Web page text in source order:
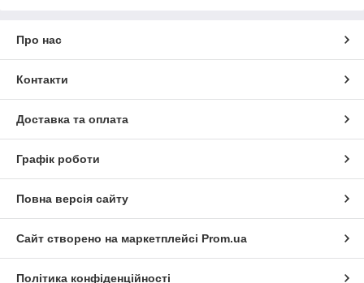
Про нас
Контакти
Доставка та оплата
Графік роботи
Повна версія сайту
Сайт створено на маркетплейсі Prom.ua
Політика конфіденційності